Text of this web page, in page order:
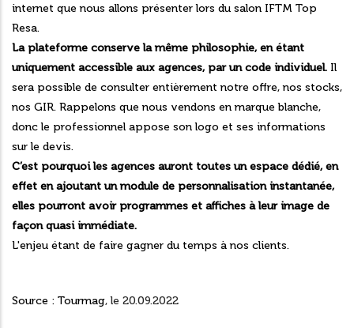
internet que nous allons présenter lors du salon IFTM Top
Resa.
La plateforme conserve la même philosophie, en étant
uniquement accessible aux agences, par un code individuel. Il
sera possible de consulter entièrement notre offre, nos stocks,
nos GIR. Rappelons que nous vendons en marque blanche,
donc le professionnel appose son logo et ses informations
sur le devis.
C’est pourquoi les agences auront toutes un espace dédié, en
effet en ajoutant un module de personnalisation instantanée,
elles pourront avoir programmes et affiches à leur image de
façon quasi immédiate.
L'enjeu étant de faire gagner du temps à nos clients.
Source : Tourmag, le 20.09.2022